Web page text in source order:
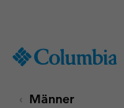
TO
SKIP
Männer